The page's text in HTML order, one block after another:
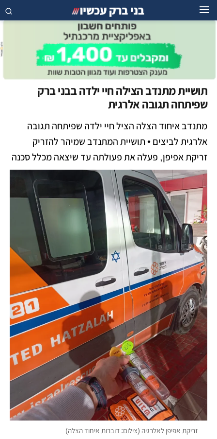
תושיית מתנדב הצילה חיי ילדה בבני ברק
שפיתחה תגובה אלרגית
מתנדב איחוד הצלה הציל חיי ילדה שפיתחה תגובה
אלרגית לביצים • תושיית המתנדב שמיהר להזריק
זריקת אפיפן, פעלה את פעולתה עד שיצאה מכלל סכנה
זריקת אפיפן לאלרגיה (צילום: דוברות איחוד הצלה)